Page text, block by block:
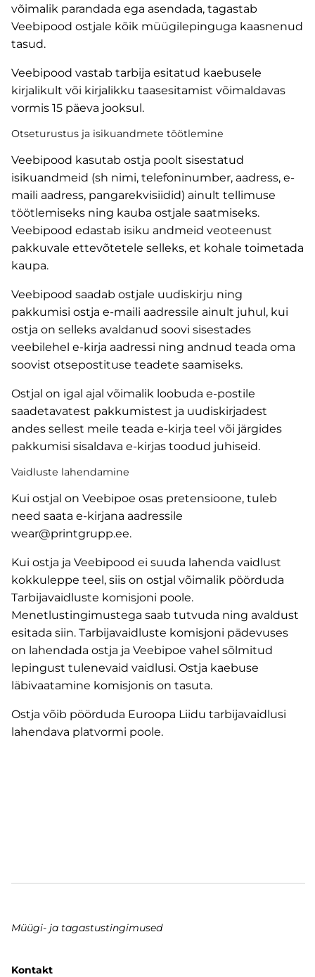
võimalik parandada ega asendada, tagastab
Veebipood ostjale kõik müügilepinguga kaasnenud
tasud.
Veebipood vastab tarbija esitatud kaebusele
kirjalikult või kirjalikku taasesitamist võimaldavas
vormis 15 päeva jooksul.
Otseturustus ja isikuandmete töötlemine
Veebipood kasutab ostja poolt sisestatud
isikuandmeid (sh nimi, telefoninumber, aadress, e-
maili aadress, pangarekvisiidid) ainult tellimuse
töötlemiseks ning kauba ostjale saatmiseks.
Veebipood edastab isiku andmeid veoteenust
pakkuvale ettevõtetele selleks, et kohale toimetada
kaupa.
Veebipood saadab ostjale uudiskirju ning
pakkumisi ostja e-maili aadressile ainult juhul, kui
ostja on selleks avaldanud soovi sisestades
veebilehel e-kirja aadressi ning andnud teada oma
soovist otsepostituse teadete saamiseks.
Ostjal on igal ajal võimalik loobuda e-postile
saadetavatest pakkumistest ja uudiskirjadest
andes sellest meile teada e-kirja teel või järgides
pakkumisi sisaldava e-kirjas toodud juhiseid.
Vaidluste lahendamine
Kui ostjal on Veebipoe osas pretensioone, tuleb
need saata e-kirjana aadressile
wear@printgrupp.ee.
Kui ostja ja Veebipood ei suuda lahenda vaidlust
kokkuleppe teel, siis on ostjal võimalik pöörduda
Tarbijavaidluste komisjoni poole.
Menetlustingimustega saab tutvuda ning avaldust
esitada siin. Tarbijavaidluste komisjoni pädevuses
on lahendada ostja ja Veebipoe vahel sõlmitud
lepingust tulenevaid vaidlusi. Ostja kaebuse
läbivaatamine komisjonis on tasuta.
Ostja võib pöörduda Euroopa Liidu tarbijavaidlusi
lahendava platvormi poole.
Müügi- ja tagastustingimused
Kontakt